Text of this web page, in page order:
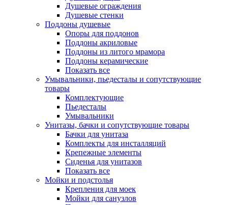
Душевые ограждения
Душевые стенки
Поддоны душевые
Опоры для поддонов
Поддоны акриловые
Поддоны из литого мрамора
Поддоны керамические
Показать все
Умывальники, пьедесталы и сопутствующие
товары
Комплектующие
Пьедесталы
Умывальники
Унитазы, бачки и сопутствующие товары
Бачки для унитаза
Комплекты для инсталляций
Крепежные элементы
Сиденья для унитазов
Показать все
Мойки и подстолья
Крепления для моек
Мойки для санузлов